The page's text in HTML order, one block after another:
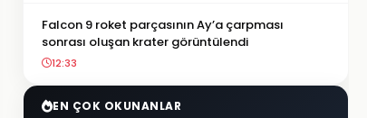
Falcon 9 roket parçasının Ay’a çarpması
sonrası oluşan krater görüntülendi
12:33
EN ÇOK OKUNANLAR